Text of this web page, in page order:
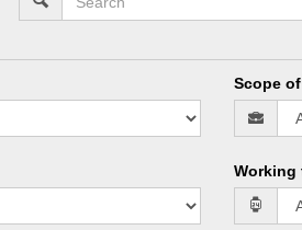
Scope
Working